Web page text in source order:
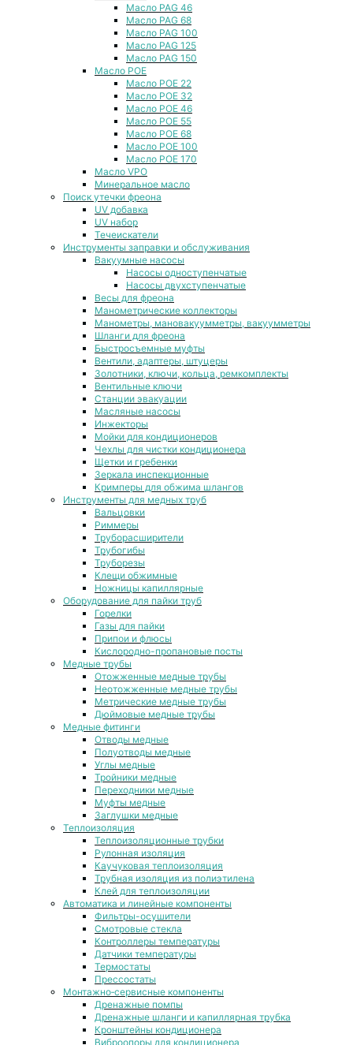
Масло PAG 46
Масло PAG 68
Масло PAG 100
Масло PAG 125
Масло PAG 150
Масло POE
Масло POE 22
Масло POE 32
Масло POE 46
Масло POE 55
Масло POE 68
Масло POE 100
Масло POE 170
Масло VPO
Минеральное масло
Поиск утечки фреона
UV добавка
UV набор
Течеискатели
Инструменты заправки и обслуживания
Вакуумные насосы
Насосы одноступенчатые
Насосы двухступенчатые
Весы для фреона
Манометрические коллекторы
Манометры, мановакуумметры, вакуумметры
Шланги для фреона
Быстросъемные муфты
Вентили, адаптеры, штуцеры
Золотники, ключи, кольца, ремкомплекты
Вентильные ключи
Станции эвакуации
Масляные насосы
Инжекторы
Мойки для кондиционеров
Чехлы для чистки кондиционера
Щетки и гребенки
Зеркала инспекционные
Кримперы для обжима шлангов
Инструменты для медных труб
Вальцовки
Риммеры
Труборасширители
Трубогибы
Труборезы
Клещи обжимные
Ножницы капиллярные
Оборудование для пайки труб
Горелки
Газы для пайки
Припои и флюсы
Кислородно-пропановые посты
Медные трубы
Отожженные медные трубы
Неотожженные медные трубы
Метрические медные трубы
Дюймовые медные трубы
Медные фитинги
Отводы медные
Полуотводы медные
Углы медные
Тройники медные
Переходники медные
Муфты медные
Заглушки медные
Теплоизоляция
Теплоизоляционные трубки
Рулонная изоляция
Каучуковая теплоизоляция
Трубная изоляция из полиэтилена
Клей для теплоизоляции
Автоматика и линейные компоненты
Фильтры-осушители
Смотровые стекла
Контроллеры температуры
Датчики температуры
Термостаты
Прессостаты
Монтажно‑сервисные компоненты
Дренажные помпы
Дренажные шланги и капиллярная трубка
Кронштейны кондиционера
Виброопоры для кондиционера